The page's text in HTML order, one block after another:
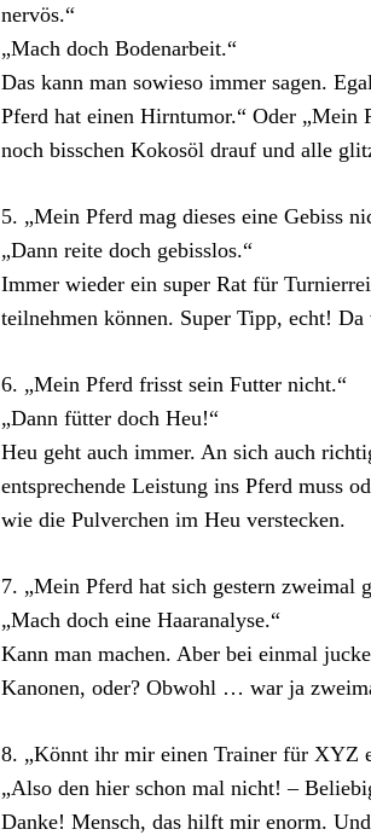
nervös.“
„Mach doch Bodenarbeit.“
Das kann man sowieso immer sagen.
Pferd hat einen Hirntumor.“ Oder „Mein
noch bisschen Kokosöl drauf und alle
5. „Mein Pferd mag dieses eine Gebiss
„Dann reite doch gebisslos.“
Immer wieder ein super Rat für
teilnehmen können. Super Tipp, echt!
6. „Mein Pferd frisst sein Futter nicht.“
„Dann fütter doch Heu!“
Heu geht auch immer. An sich auch
entsprechende Leistung ins Pferd muss
wie die Pulverchen im Heu verstecken.
7. „Mein Pferd hat sich gestern zweimal
„Mach doch eine Haaranalyse.“
Kann man machen. Aber bei einmal
Kanonen, oder? Obwohl … war ja
8. „Könnt ihr mir einen Trainer für XYZ
„Also den hier schon mal nicht! –
Danke! Mensch, das hilft mir enorm.